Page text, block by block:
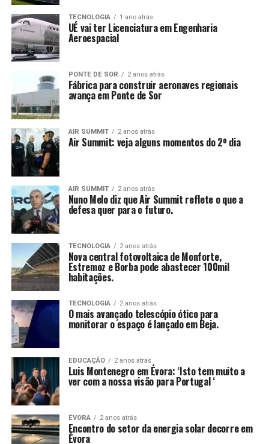
TECNOLOGIA 1 ano atrás
UÉ vai ter Licenciatura em Engenharia
Aeroespacial
PONTE DE SOR 2 anos atrás
Fábrica para construir aeronaves regionais
avança em Ponte de Sor
AIR SUMMIT 2 anos atrás
Air Summit: veja alguns momentos do 2º dia
AIR SUMMIT 2 anos atrás
Nuno Melo diz que Air Summit reflete o que a
defesa quer para o futuro.
TECNOLOGIA 2 anos atrás
Nova central fotovoltaica de Monforte,
Estremoz e Borba pode abastecer 100mil
habitações.
TECNOLOGIA 2 anos atrás
O mais avançado telescópio ótico para
monitorar o espaço é lançado em Beja.
EDUCAÇÃO 2 anos atrás
Luis Montenegro em Évora: ‘Isto tem muito a
ver com a nossa visão para Portugal ‘
ÉVORA 2 anos atrás
Encontro do setor da energia solar decorre em
Évora